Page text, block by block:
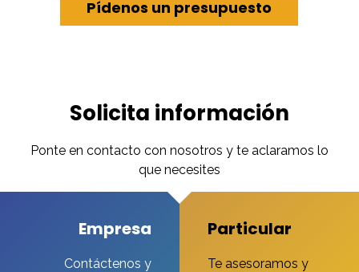
Pídenos un presupuesto
Solicita información
Ponte en contacto con nosotros y te aclaramos lo
que necesites
Empresa
Contáctenos y
Particular
Te asesoramos y